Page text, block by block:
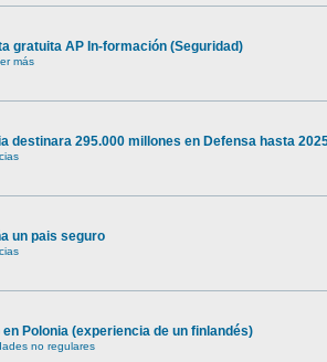
gratuita AP In-formación (Seguridad)
más
destinara 295.000 millones en Defensa hasta
un pais seguro
Polonia (experiencia de un finlandés)
no regulares